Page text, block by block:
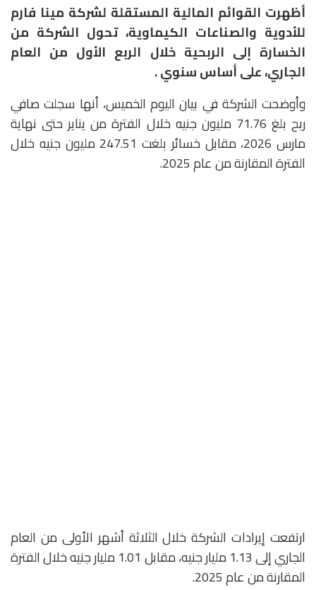
أظهرت القوائم المالية المستقلة لشركة مينا فارم
للأدوية والصناعات الكيماوية، تحول الشركة من
الخسارة إلى الربحية خلال الربع الأول من العام
الجاري، على أساس سنوي .
وأوضحت الشركة في بيان اليوم الخميس، أنها سجلت صافي
ربح بلغ 71.76 مليون جنيه خلال الفترة من يناير حتى نهاية
مارس 2026، مقابل خسائر بلغت 247.51 مليون جنيه خلال
الفترة المقارنة من عام 2025.
ارتفعت إيرادات الشركة خلال الثلاثة أشهر الأولى من العام
الجاري إلى 1.13 مليار جنيه، مقابل 1.01 مليار جنيه خلال الفترة
المقارنة من عام 2025.